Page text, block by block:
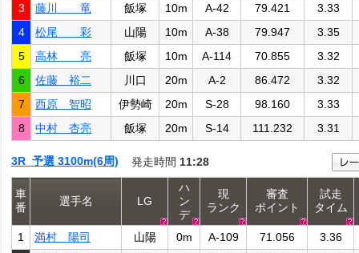
3
藤川 竜 飯塚 10m A-42 79.421
3.33
4
松尾 彩 山陽 10m A-38 79.947
3.35
5
高林 亮 飯塚 10m A-114 70.855
3.32
6
佐藤 裕二 川口 20m A-2 86.472
3.32
7
西原 智昭 伊勢崎 20m S-28 98.160
3.33
8
中村 杏亮 飯塚 20m S-14 111.232 3.31
3R 予選 3100m(6周) 発走時間 11:28
車
番
選手名 LG
ハ
ン
デ
現
ランク
審査
ポイント
試走
タイム
1 満村 陽司 山陽 0m A-109 71.056
3.36